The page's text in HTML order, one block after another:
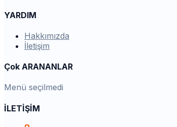
YARDIM
Hakkımızda
İletişim
Çok ARANANLAR
Menü seçilmedi
İLETİŞİM